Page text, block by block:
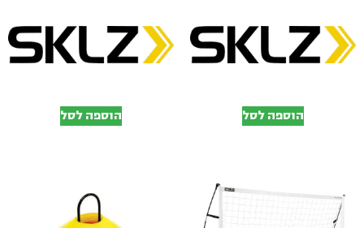
הוספה לסל הוספה לסל